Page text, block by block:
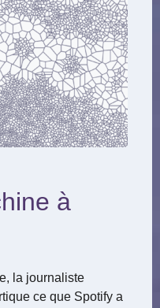
à
la journaliste
ce que Spotify a